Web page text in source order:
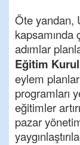
Öte yandan,
kapsamında
adımlar
Eğitim
eylem
programları
eğitimler
pazar